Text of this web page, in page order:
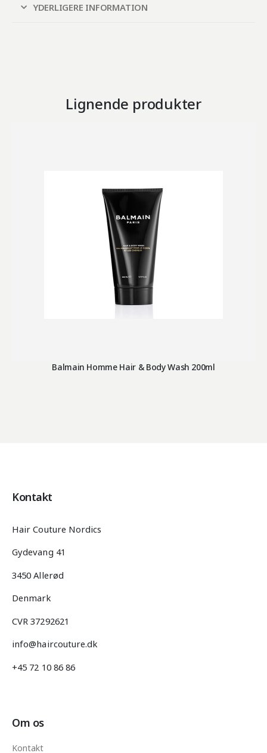
YDERLIGERE INFORMATION
Lignende produkter
Balmain Homme Hair & Body Wash 200ml
Kontakt
Hair Couture Nordics
Gydevang 41
3450 Allerød
Denmark
CVR 37292621
info@haircouture.dk
+45 72 10 86 86
Om os
Kontakt